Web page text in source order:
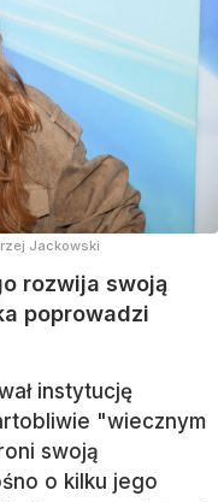
Jackowski
rozwija swoją
poprowadzi
instytucję
"wiecznym
swoją
o kilku jego